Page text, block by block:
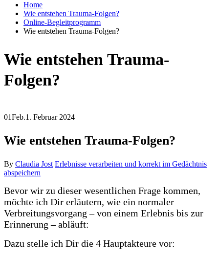
Home
Wie entstehen Trauma-Folgen?
Online-Begleitprogramm
Wie entstehen Trauma-Folgen?
Wie entstehen Trauma-
Folgen?
01Feb.1. Februar 2024
Wie entstehen Trauma-Folgen?
By Claudia Jost Erlebnisse verarbeiten und korrekt im Gedächtnis
abspeichern
Bevor wir zu dieser wesentlichen Frage kommen,
möchte ich Dir erläutern, wie ein normaler
Verbreitungsvorgang – von einem Erlebnis bis zur
Erinnerung – abläuft:
Dazu stelle ich Dir die 4 Hauptakteure vor: